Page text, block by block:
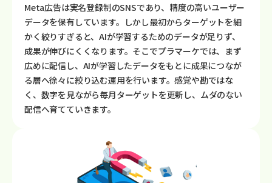
Meta広告は実名登録制のSNSであり、精度の高いユーザー
データを保有しています。しかし最初からターゲットを細
かく絞りすぎると、AIが学習するためのデータが足りず、
成果が伸びにくくなります。そこでプラマーケでは、まず
広めに配信し、AIが学習したデータをもとに成果につなが
る層へ徐々に絞り込む運用を行います。感覚や勘ではな
く、数字を見ながら毎月ターゲットを更新し、ムダのない
配信へ育てていきます。